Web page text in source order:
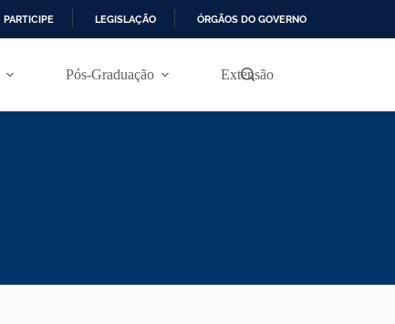
PARTICIPE LEGISLAÇÃO ÓRGÃOS DO GOVERNO
Pós-Graduação Extensão